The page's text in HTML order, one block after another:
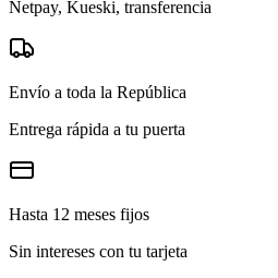
Netpay, Kueski, transferencia
Envío a toda la República
Entrega rápida a tu puerta
Hasta 12 meses fijos
Sin intereses con tu tarjeta